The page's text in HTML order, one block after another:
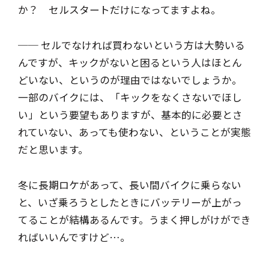
か？ セルスタートだけになってますよね。
── セルでなければ買わないという方は大勢いる
んですが、キックがないと困るという人はほとん
どいない、というのが理由ではないでしょうか。
一部のバイクには、「キックをなくさないでほし
い」という要望もありますが、基本的に必要とさ
れていない、あっても使わない、ということが実態
だと思います。
冬に長期ロケがあって、長い間バイクに乗らない
と、いざ乗ろうとしたときにバッテリーが上がっ
てることが結構あるんです。うまく押しがけができ
ればいいんですけど…。